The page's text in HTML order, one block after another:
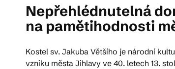
Nepřehlédnutelná
na pamětihodnosti
Kostel sv. Jakuba Většího je národní
vzniku města Jihlavy ve 40. letech 13.